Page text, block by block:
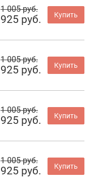
1 005 руб.
925 руб. Купить
1 005 руб.
925 руб. Купить
1 005 руб.
925 руб. Купить
1 005 руб.
925 руб. Купить